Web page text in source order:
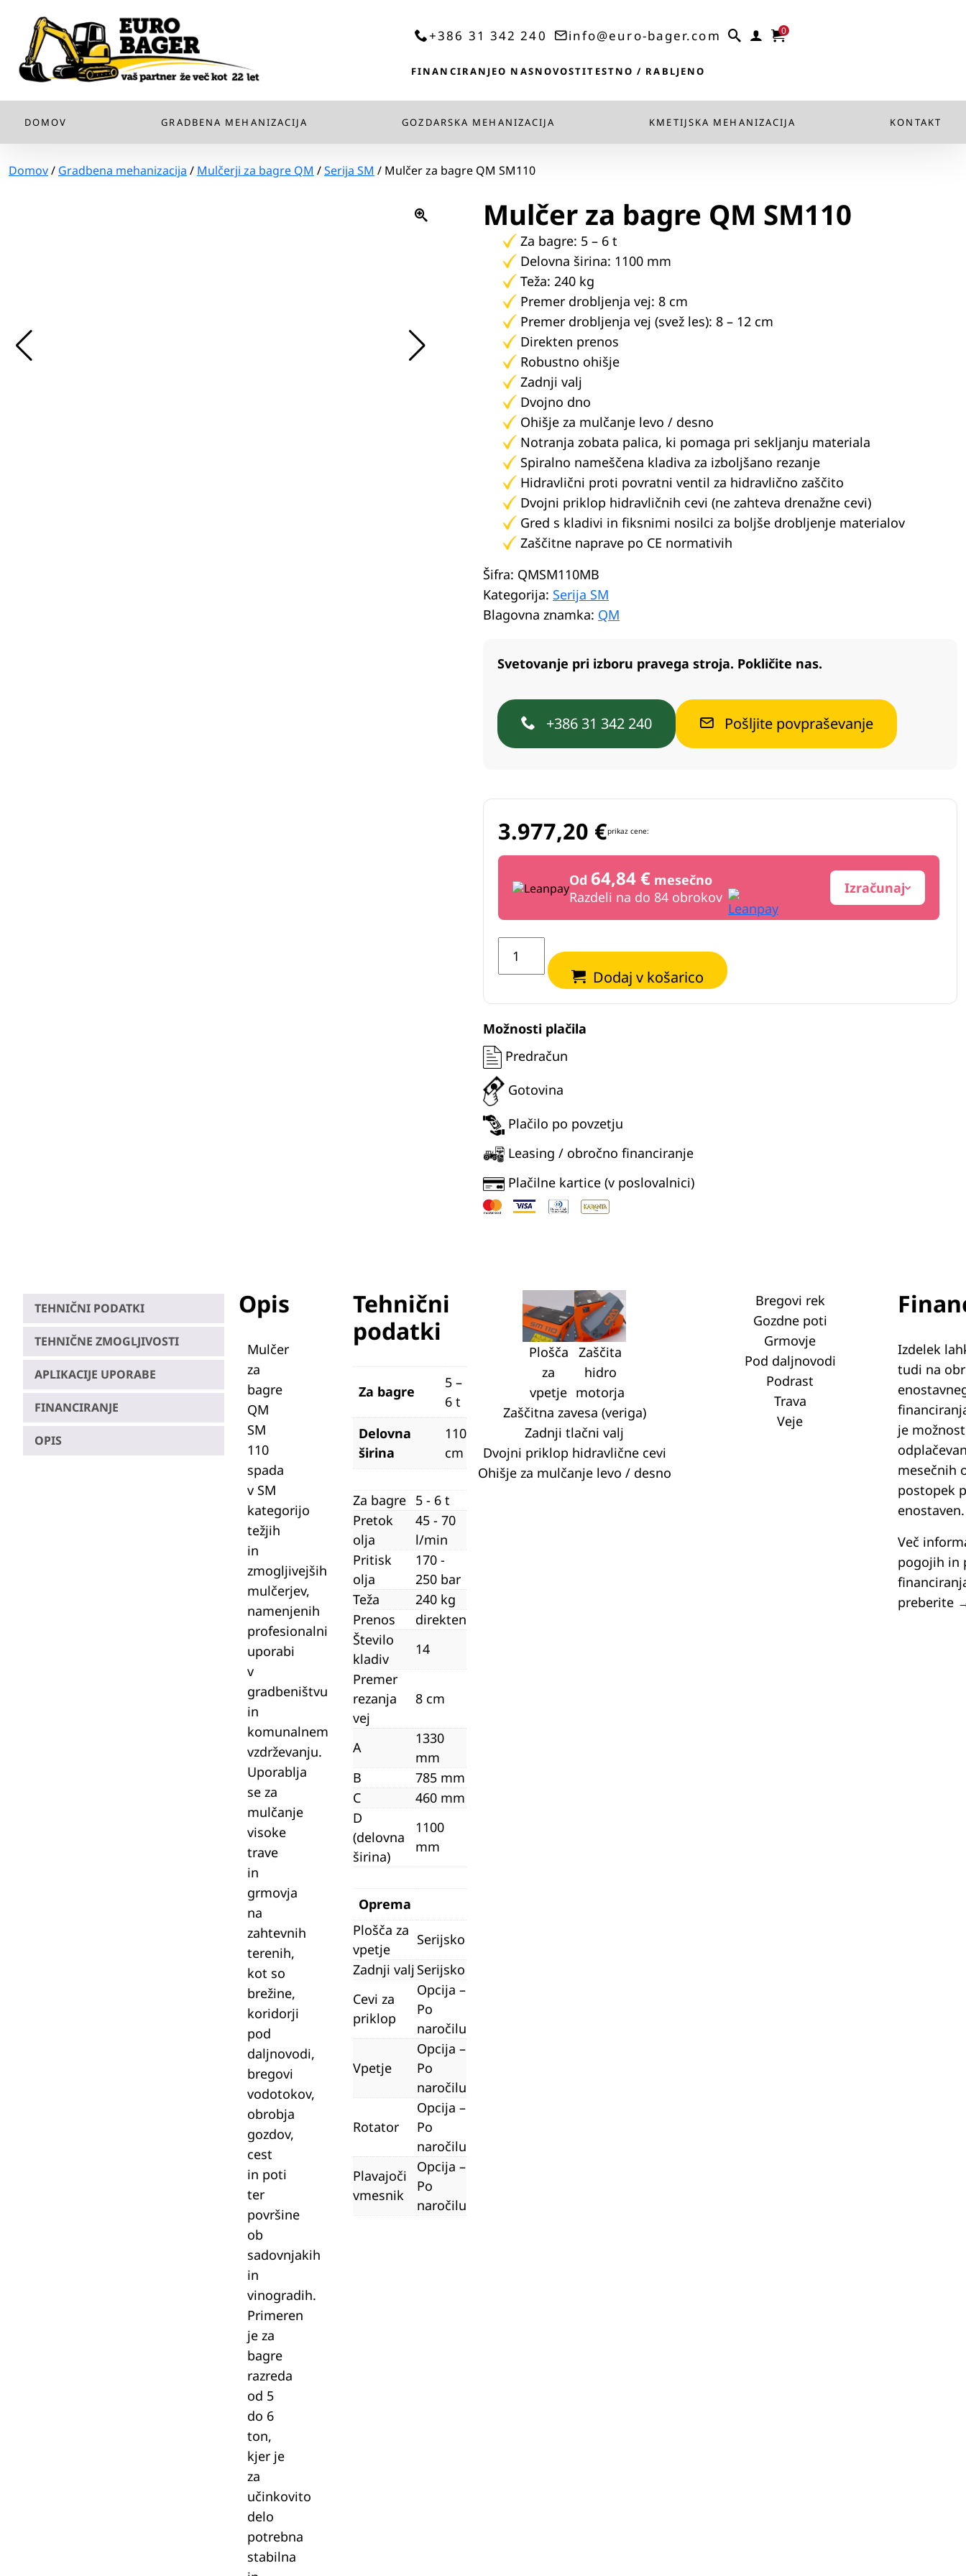
+386 31 342 240 info@euro-bager.com 0
FINANCIRANJEO NASNOVOSTITESTNO / RABLJENO
DOMOV GRADBENA MEHANIZACIJA GOZDARSKA MEHANIZACIJA KMETIJSKA MEHANIZACIJA KONTAKT
Domov/ Gradbena mehanizacija / Mulčerji za bagre QM /Serija SM / Mulčer za bagre QM SM110
Mulčer za bagre QM SM110
Za bagre: 5 – 6 t
Delovna širina: 1100 mm
Teža: 240 kg
Premer drobljenja vej: 8 cm
Premer drobljenja vej (svež les): 8 – 12 cm
Direkten prenos
Robustno ohišje
Zadnji valj
Dvojno dno
Ohišje za mulčanje levo / desno
Notranja zobata palica, ki pomaga pri sekljanju materiala
Spiralno nameščena kladiva za izboljšano rezanje
Hidravlični proti povratni ventil za hidravlično zaščito
Dvojni priklop hidravličnih cevi (ne zahteva drenažne cevi)
Gred s kladivi in fiksnimi nosilci za boljše drobljenje materialov
Zaščitne naprave po CE normativih
Šifra: QMSM110MB
Kategorija: Serija SM
Blagovna znamka: QM
Svetovanje pri izboru pravega stroja. Pokličite nas.
+386 31 342 240 Pošljite povpraševanje
3.977,20 €prikaz cene:
Od 64,84 € mesečno
Razdeli na do 84 obrokov
Izračunaj
QM
SM110
količina
Dodaj v košarico
Možnosti plačila
Predračun
Gotovina
Plačilo po povzetju
Leasing / obročno financiranje
Plačilne kartice (v poslovalnici)
OPIS
TEHNIČNI PODATKI
TEHNIČNE ZMOGLJIVOSTI
APLIKACIJE UPORABE
FINANCIRANJE
Opis
Mulčer
za
bagre
QM
SM
110
spada
v SM
kategorijo
težjih
in
zmogljivejših
mulčerjev,
namenjenih
profesionalni
uporabi
v
gradbeništvu
in
komunalnem
vzdrževanju.
Uporablja
se za
mulčanje
visoke
trave
in
grmovja
na
zahtevnih
terenih,
kot so
brežine,
koridorji
pod
daljnovodi,
bregovi
vodotokov,
obrobja
gozdov,
cest
in poti
ter
površine
ob
sadovnjakih
in
vinogradih.
Primeren
je za
bagre
razreda
od 5
do 6
ton,
kjer je
za
učinkovito
delo
potrebna
stabilna
Tehnični
podatki
Za bagre
5 –
6 t
Delovna
širina
110
cm
Za bagre 5 - 6 t
Pretok
olja
45 - 70
l/min
Pritisk
olja
170 -
250 bar
Teža
240 kg
Prenos
direkten
Število
kladiv
14
Premer
rezanja
vej
8 cm
A
1330
mm
B
785 mm
C
460 mm
D
(delovna
širina)
1100
mm
Oprema
Plošča za
vpetje
Serijsko
Zadnji valj Serijsko
Cevi za
priklop
Opcija –
Po
naročilu
Vpetje
Opcija –
Po
naročilu
Rotator
Opcija –
Po
naročilu
Plavajoči
vmesnik
Opcija –
Po
naročilu
Plošča
za
vpetje
Zaščita
hidro
motorja
Zaščitna zavesa (veriga)
Zadnji tlačni valj
Dvojni priklop hidravlične cevi
Ohišje za mulčanje levo / desno
Bregovi rek
Gozdne poti
Grmovje
Pod daljnovodi
Podrast
Trava
Veje
Izdelek
tudi na
je možnost
mesečnih
postopek
enostaven.
Več
pogojih in
preberite